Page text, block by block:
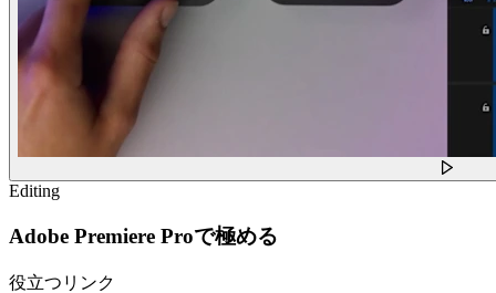
Editing
Adobe Premiere Proで極める
役立つリンク